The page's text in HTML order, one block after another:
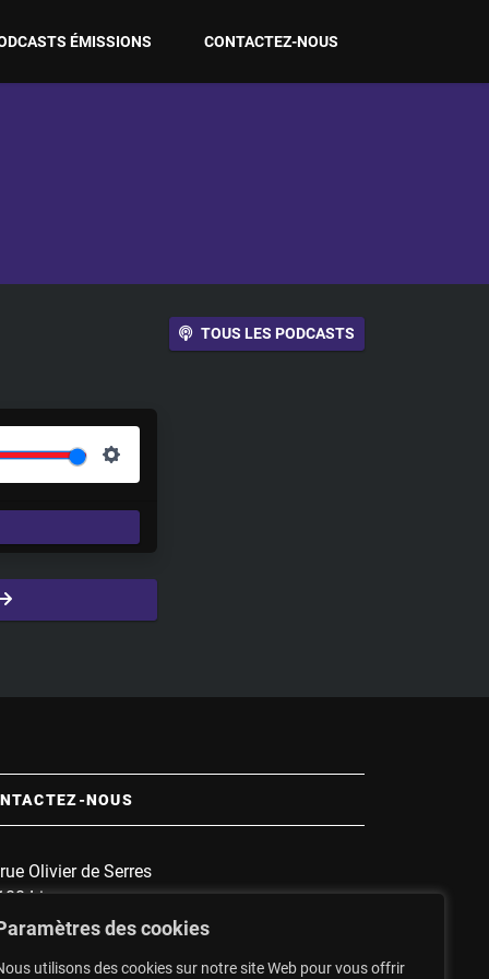
des cookies
utilisons des cookies sur notre site Web pour vous offrir
ÉMISSIONS CONTACTEZ-NOUS
TOUS LES PODCASTS
S
e
n
NOUS
Olivier de Serres
Limoges
:1135